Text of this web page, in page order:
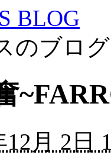
BLOG
のブロ
12月 2日